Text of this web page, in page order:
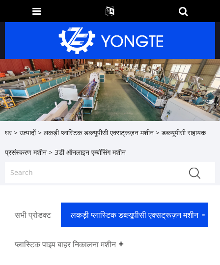
घर > उत्पादों> लकड़ी प्लास्टिक डब्ल्यूपीसी एक्सट्रूज़न मशीन > डब्ल्यूपीसी सहायक
प्रसंस्करण मशीन > 3डी ऑनलाइन एम्बॉसिंग मशीन
सभी प्रोडक्ट लकड़ी प्लास्टिक डब्ल्यूपीसी एक्सट्रूज़न मशीन
प्लास्टिक पाइप बाहर निकालना मशीन